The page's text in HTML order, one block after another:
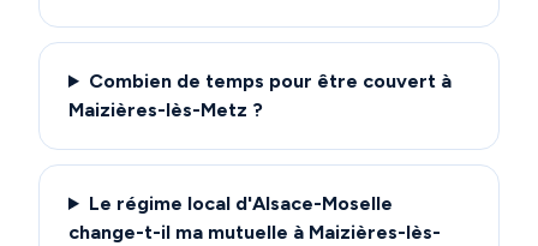
Combien de temps pour être couvert à
Maizières-lès-Metz ?
Le régime local d'Alsace-Moselle
change-t-il ma mutuelle à Maizières-lès-